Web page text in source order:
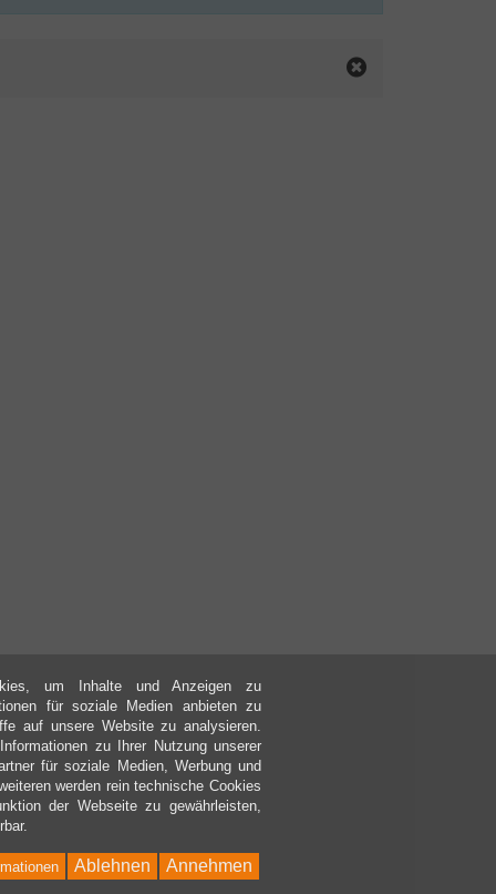
um Inhalte und Anzeigen zu
für soziale Medien anbieten zu
auf unsere Website zu analysieren.
zu Ihrer Nutzung unserer
für soziale Medien, Werbung und
werden rein technische Cookies
der Webseite zu gewährleisten,
Annehmen
Ablehnen